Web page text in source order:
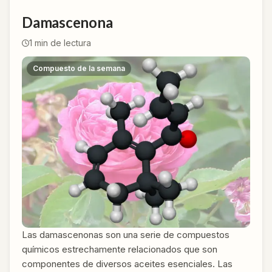
Damascenona
1 min de lectura
Compuesto de la semana
Las damascenonas son una serie de compuestos
químicos estrechamente relacionados que son
componentes de diversos aceites esenciales. Las